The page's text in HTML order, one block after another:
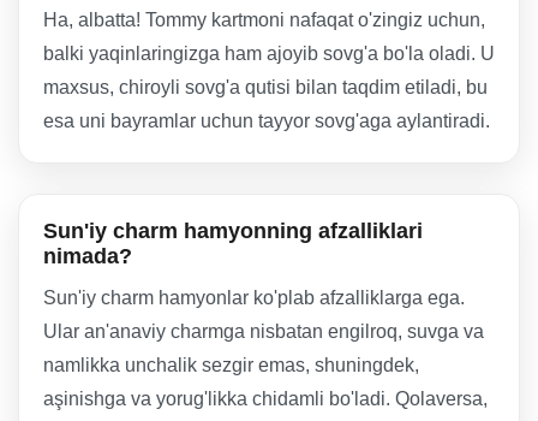
Ha, albatta! Tommy kartmoni nafaqat o'zingiz uchun,
balki yaqinlaringizga ham ajoyib sovg'a bo'la oladi. U
maxsus, chiroyli sovg'a qutisi bilan taqdim etiladi, bu
esa uni bayramlar uchun tayyor sovg'aga aylantiradi.
Sun'iy charm hamyonning afzalliklari
nimada?
Sun'iy charm hamyonlar ko'plab afzalliklarga ega.
Ular an'anaviy charmga nisbatan engilroq, suvga va
namlikka unchalik sezgir emas, shuningdek,
aşinishga va yorug'likka chidamli bo'ladi. Qolaversa,